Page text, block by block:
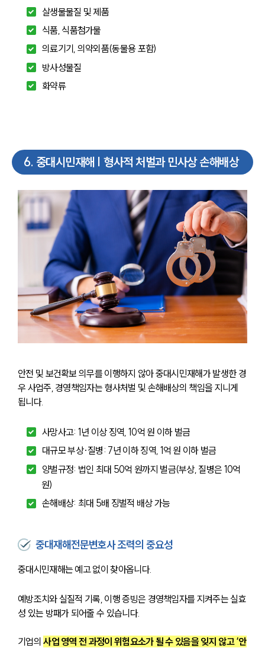
살생물물질 및 제품
식품, 식품첨가물
의료기기, 의약외품(동물용 포함)
방사성물질
화약류
6. 중대시민재해 | 형사적 처벌과 민사상 손해배상
안전 및 보건확보 의무를 이행하지 않아 중대시민재해가 발생한 경
우 사업주, 경영책임자는 형사처벌 및 손해배상의 책임을 지니게
됩니다.
사망사고: 1년 이상 징역, 10억 원 이하 벌금
대규모 부상·질병: 7년 이하 징역, 1억 원 이하 벌금
양벌규정: 법인 최대 50억 원까지 벌금(부상, 질병은 10억
원)
손해배상: 최대 5배 징벌적 배상 가능
중대재해전문변호사 조력의 중요성
중대시민재해는 예고 없이 찾아옵니다.
예방조치와 실질적 기록, 이행 증빙은 경영책임자를 지켜주는 실효
성 있는 방패가 되어줄 수 있습니다.
기업의 사업 영역 전 과정이 위험요소가 될 수 있음을 잊지 않고 ‘안